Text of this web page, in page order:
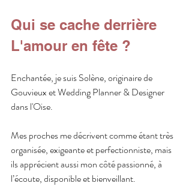
Qui se cache derrière
L'amour en fête ?
Enchantée, je suis Solène, originaire de
Gouvieux et Wedding Planner & Designer
dans l'Oise.
Mes proches me décrivent comme étant très
organisée, exigeante et perfectionniste, mais
ils apprécient aussi mon côté passionné, à
l’écoute, disponible et bienveillant.